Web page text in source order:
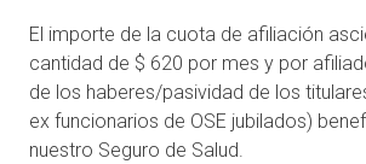
El importe de la cuota de afiliación
cantidad de $ 620 por mes y por
de los haberes/pasividad de los
ex funcionarios de OSE jubilados)
nuestro Seguro de Salud.